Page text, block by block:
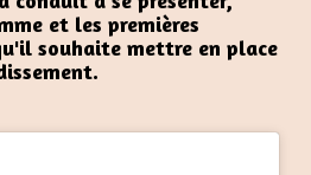
et les premières
souhaite mettre en place